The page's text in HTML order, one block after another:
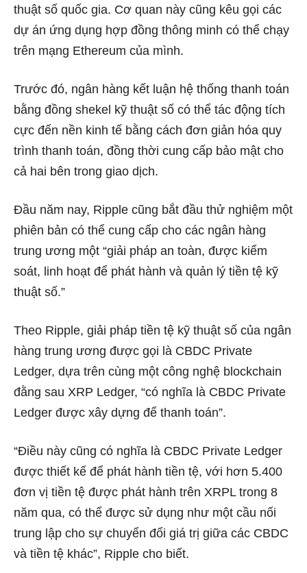
thuật số quốc gia. Cơ quan này cũng kêu gọi các
dự án ứng dụng hợp đồng thông minh có thể chạy
trên mạng Ethereum của mình.
Trước đó, ngân hàng kết luận hệ thống thanh toán
bằng đồng shekel kỹ thuật số có thể tác động tích
cực đến nền kinh tế bằng cách đơn giản hóa quy
trình thanh toán, đồng thời cung cấp bảo mật cho
cả hai bên trong giao dịch.
Đầu năm nay, Ripple cũng bắt đầu thử nghiệm một
phiên bản có thể cung cấp cho các ngân hàng
trung ương một “giải pháp an toàn, được kiểm
soát, linh hoạt để phát hành và quản lý tiền tệ kỹ
thuật số.”
Theo Ripple, giải pháp tiền tệ kỹ thuật số của ngân
hàng trung ương được gọi là CBDC Private
Ledger, dựa trên cùng một công nghệ blockchain
đằng sau XRP Ledger, “có nghĩa là CBDC Private
Ledger được xây dựng để thanh toán”.
“Điều này cũng có nghĩa là CBDC Private Ledger
được thiết kế để phát hành tiền tệ, với hơn 5.400
đơn vị tiền tệ được phát hành trên XRPL trong 8
năm qua, có thể được sử dụng như một cầu nối
trung lập cho sự chuyển đổi giá trị giữa các CBDC
và tiền tệ khác”, Ripple cho biết.